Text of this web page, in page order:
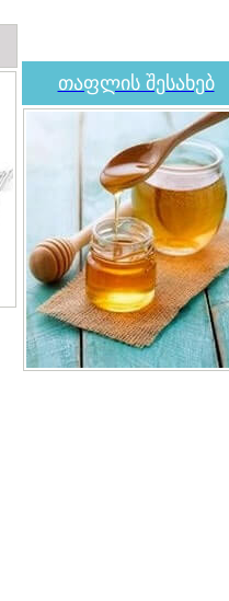
თაფლის შესახებ